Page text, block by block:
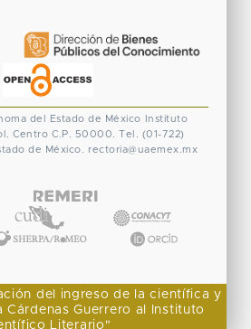
del Estado de México
Instituto
Centro C.P. 50000. Tel. (01-722)
de México. rectoria@uaemex.mx
del ingreso de la científica y
Cárdenas Guerrero al Instituto
Literario"